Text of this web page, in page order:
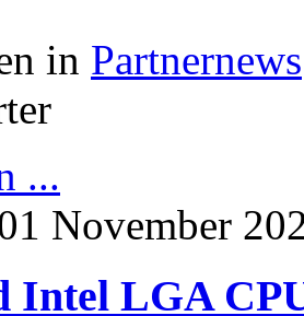
in Partnernews
...
November
Intel LGA